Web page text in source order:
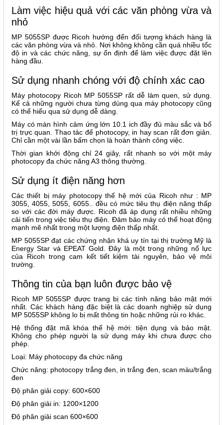
Làm việc hiệu quả với các văn phòng vừa và
nhỏ
MP 5055SP được Ricoh hướng đến đối tượng khách hàng là
các văn phòng vừa và nhỏ. Nơi không không cần quá nhiều tốc
độ in và các chức năng, sự ổn định để làm việc được đặt lên
hàng đầu.
Sử dụng nhanh chóng với độ chính xác cao
Máy photocopy Ricoh MP 5055SP rất dễ làm quen, sử dụng.
Kể cả những người chưa từng dùng qua máy photocopy cũng
có thể hiểu qua sử dụng dễ dàng.
Máy có màn hình cảm ứng lớn 10.1 ich đầy đủ màu sắc và bố
trị trực quan. Thao tác để photocopy, in hay scan rất đơn giản.
Chỉ cần một vài lần bấm chọn là hoàn thành công việc.
Thời gian khởi động chỉ 24 giây, rất nhanh so với một máy
photocopy đa chức năng A3 thông thường.
Sử dụng ít điện năng hơn
Các thiết bị máy photocopy thế hệ mới của Ricoh như : MP
3055, 4055, 5055, 6055.. đều có mức tiêu thụ điện năng thấp
so với các đời máy được. Ricoh đã áp dụng rất nhiều những
cải tiến trong việc tiêu thụ điện. Đảm bảo máy có thể hoạt động
mạnh mẽ nhất trong một lượng điện thấp nhất.
MP 5055SP đạt các chứng nhận khá uy tín tại thị trường Mỹ là
Energy Star và EPEAT Gold. Đây là một trong những nổ lực
của Ricoh trong cam kết tiết kiệm tài nguyên, bảo vệ môi
trường.
Thông tin của bạn luôn được bảo vệ
Ricoh MP 5055SP được trang bị các tính năng bảo mật mới
nhất. Các khàch hàng đặc biệt là các doanh nghiệp sử dụng
MP 5055SP không lo bị mất thông tin hoặc những rủi ro khác.
Hệ thống đặt mã khóa thế hệ mới: tiện dụng và bảo mật.
Không cho phép người lạ sử dụng máy khi chưa được cho
phép.
Loại: Máy photocopy đa chức năng
Chức năng: photocopy trắng đen, in trắng đen, scan màu/trắng
đen
Độ phân giải copy: 600×600
Độ phân giải in: 1200×1200
Độ phân giải scan 600×600